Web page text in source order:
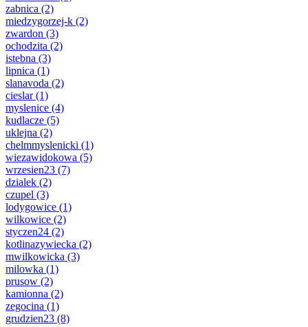
zabnica (2)
miedzygorzej-k (2)
zwardon (3)
ochodzita (2)
istebna (3)
lipnica (1)
slanavoda (2)
cieslar(1)
myslenice (4)
kudlacze (5)
uklejna (2)
chelmmyslenicki (1)
wiezawidokowa (5)
wrzesien23 (7)
dzialek (2)
czupel (3)
lodygowice (1)
wilkowice (2)
styczen24 (2)
kotlinazywiecka (2)
mwilkowicka (3)
milowka (1)
prusow (2)
kamionna (2)
zegocina (1)
grudzien23 (8)